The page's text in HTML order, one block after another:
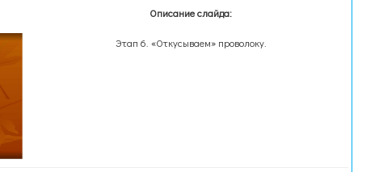
Описание слайда:
Этап 6. «Откусываем» проволоку.